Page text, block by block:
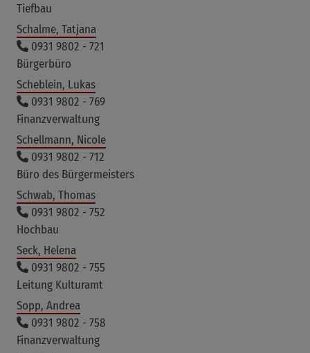
Tiefbau
Schalme, Tatjana
0931 9802 - 721
Bürgerbüro
Scheblein, Lukas
0931 9802 - 769
Finanzverwaltung
Schellmann, Nicole
0931 9802 - 712
Büro des Bürgermeisters
Schwab, Thomas
0931 9802 - 752
Hochbau
Seck, Helena
0931 9802 - 755
Leitung Kulturamt
Sopp, Andrea
0931 9802 - 758
Finanzverwaltung